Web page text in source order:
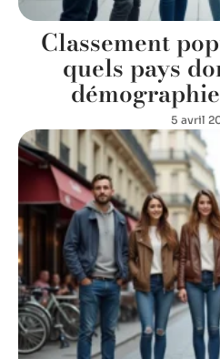
Classement
quels pays
5 avril